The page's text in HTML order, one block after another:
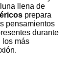
llena de
prepara
pensamientos
durante
los más